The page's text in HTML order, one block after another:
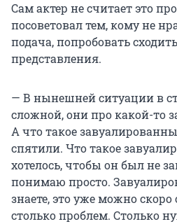
Сам актер не считает это
посоветовал тем, кому не
подача, попробовать
представления.
— В нынешней ситуации в
сложной, они про какой-то
А что такое
спятили. Что такое
хотелось, чтобы он был не
понимаю просто.
знаете, это уже можно скоро
столько проблем. Столько